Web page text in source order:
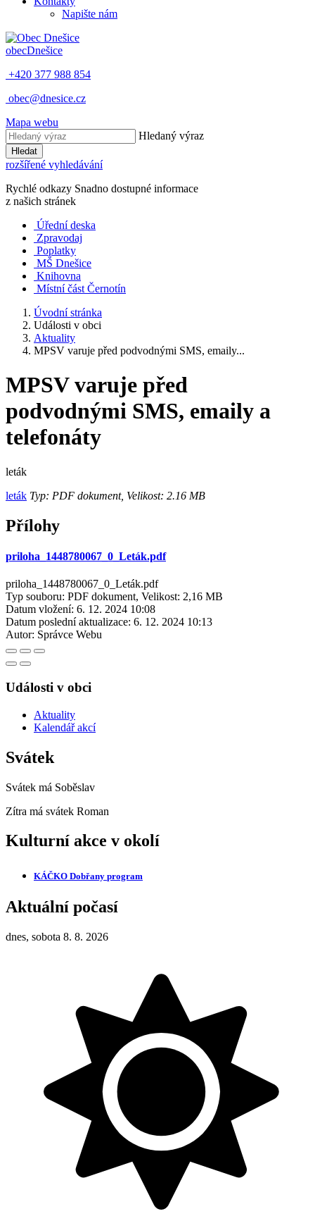
Napište nám
obecDnešice
+420 377 988 854
obec@dnesice.cz
Mapa webu
Hledaný výraz
Hledat
rozšířené vyhledávání
Rychlé odkazy Snadno dostupné informace
z našich stránek
Úřední deska
Zpravodaj
Poplatky
MŠ Dnešice
Knihovna
Místní část Černotín
Úvodní stránka
Události v obci
Aktuality
MPSV varuje před podvodnými SMS, emaily...
MPSV varuje před
podvodnými SMS, emaily a
telefonáty
leták
leták Typ: PDF dokument, Velikost: 2.16 MB
Přílohy
priloha_1448780067_0_Leták.pdf
priloha_1448780067_0_Leták.pdf
Typ souboru: PDF dokument, Velikost: 2,16 MB
Datum vložení: 6. 12. 2024 10:08
Datum poslední aktualizace: 6. 12. 2024 10:13
Autor: Správce Webu
Události v obci
Aktuality
Kalendář akcí
Svátek
Svátek má Soběslav
Zítra má svátek Roman
Kulturní akce v okolí
KÁČKO Dobřany program
Aktuální počasí
dnes, sobota 8. 8. 2026